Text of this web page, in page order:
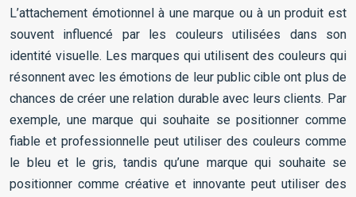
L’attachement émotionnel à une marque ou à un produit est
souvent influencé par les couleurs utilisées dans son
identité visuelle. Les marques qui utilisent des couleurs qui
résonnent avec les émotions de leur public cible ont plus de
chances de créer une relation durable avec leurs clients. Par
exemple, une marque qui souhaite se positionner comme
fiable et professionnelle peut utiliser des couleurs comme
le bleu et le gris, tandis qu’une marque qui souhaite se
positionner comme créative et innovante peut utiliser des